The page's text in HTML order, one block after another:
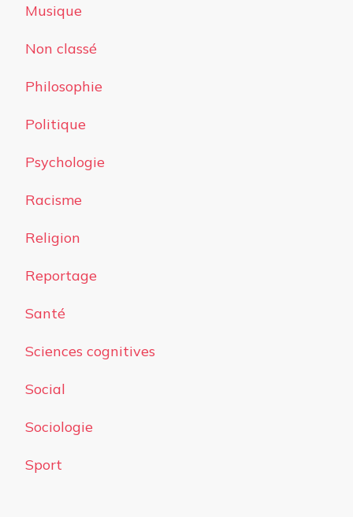
Musique
Non classé
Philosophie
Politique
Psychologie
Racisme
Religion
Reportage
Santé
Sciences cognitives
Social
Sociologie
Sport